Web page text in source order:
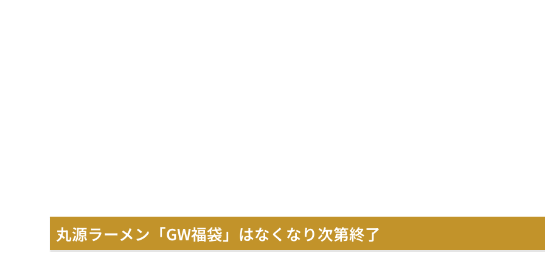
丸源ラーメン「GW福袋」はなくなり次第終了